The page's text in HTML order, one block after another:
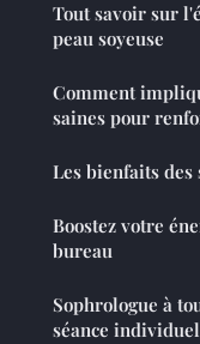
Tout savoir sur
peau soyeuse
Comment
saines pour
Les bienfaits
Boostez votre
bureau
Sophrologue à
séance